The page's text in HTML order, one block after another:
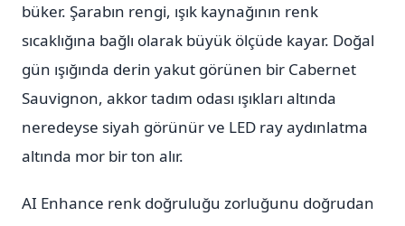
büker. Şarabın rengi, ışık kaynağının renk
sıcaklığına bağlı olarak büyük ölçüde kayar. Doğal
gün ışığında derin yakut görünen bir Cabernet
Sauvignon, akkor tadım odası ışıkları altında
neredeyse siyah görünür ve LED ray aydınlatma
altında mor bir ton alır.
AI Enhance renk doğruluğu zorluğunu doğrudan